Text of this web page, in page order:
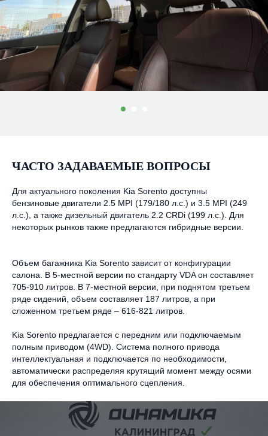
ЧАСТО ЗАДАВАЕМЫЕ ВОПРОСЫ
Для актуального поколения Kia Sorento доступны
бензиновые двигатели 2.5 MPI (179/180 л.с.) и 3.5 MPI (249
л.с.), а также дизельный двигатель 2.2 CRDi (199 л.с.). Для
некоторых рынков также предлагаются гибридные версии.
Объем багажника Kia Sorento зависит от конфигурации
салона. В 5-местной версии по стандарту VDA он составляет
705-910 литров. В 7-местной версии, при поднятом третьем
ряде сидений, объем составляет 187 литров, а при
сложенном третьем ряде – 616-821 литров.
Kia Sorento предлагается с передним или подключаемым
полным приводом (4WD). Система полного привода
интеллектуальная и подключается по необходимости,
автоматически распределяя крутящий момент между осями
для обеспечения оптимального сцепления.